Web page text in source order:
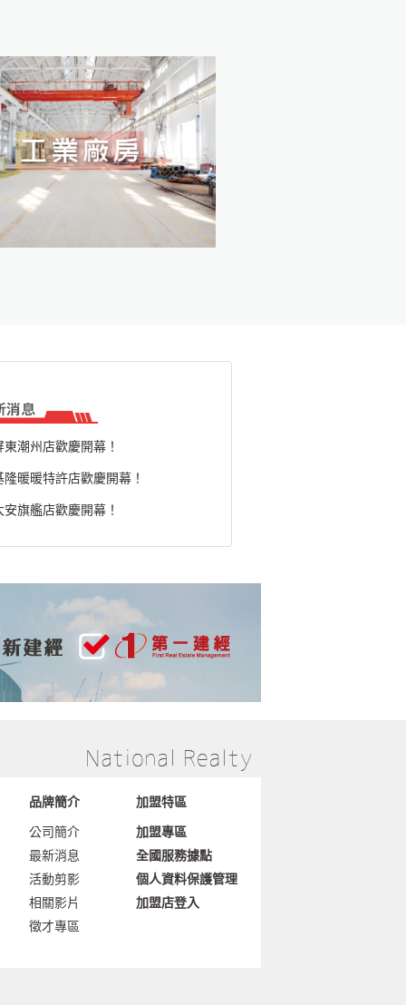
東潮州店歡慶開幕！
隆暖暖特許店歡慶開幕！
安旗艦店歡慶開幕！
品牌簡介
公司簡介
最新消息
活動剪影
相關影片
徵才專區
加盟特區
加盟專區
全國服務據點
個人資料保護管理
加盟店登入